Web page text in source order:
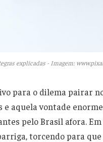
explicadas - Imagem:
para o dilema pairar
e aquela vontade
pelo Brasil afora. Em
torcendo para que